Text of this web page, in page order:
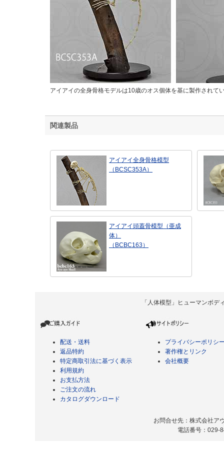
アイアイの全身骨格モデルは10歳のオス個体を基に製作されて
関連製品
アイアイ全身骨格模型
（BCSC353A）
アイアイ頭蓋骨模型（亜成
体）
（BCBC163）
「人体模型」ヒューマンボ
配送・送料
返品特約
特定商取引法に基づく表示
利用規約
お支払方法
ご注文の流れ
カタログダウンロード
プライバシーポリシ
著作権とリンク
会社概要
お問合せ先：株式会社ア
電話番号：